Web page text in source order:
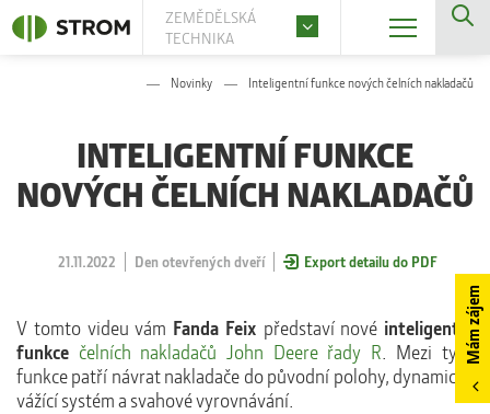
ZEMĚDĚLSKÁ
TECHNIKA
Mám zájem
Novinky Inteligentní funkce nových čelních nakladačů
INTELIGENTNÍ FUNKCE
NOVÝCH ČELNÍCH NAKLADAČŮ
21.11.2022 Den otevřených dveří Export detailu do PDF
V tomto videu vám Fanda Feix představí nové inteligentní
funkce čelních nakladačů John Deere řady R . Mezi tyto
funkce patří návrat nakladače do původní polohy, dynamický
vážící systém a svahové vyrovnávání.